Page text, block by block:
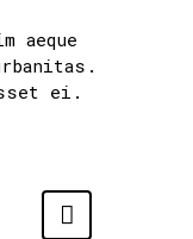
aeque
ei.